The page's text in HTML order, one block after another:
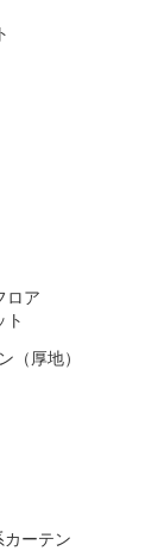
ロア
ト
（厚地）
ーテン